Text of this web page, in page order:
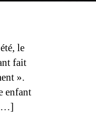
le
fait
».
enfant
[…]